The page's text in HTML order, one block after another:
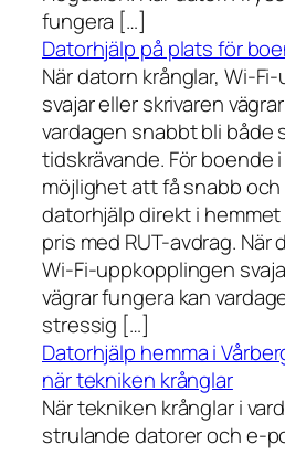
fungera […]
Datorhjälp på plats för
När datorn krånglar, Wi-
svajar eller skrivaren
vardagen snabbt bli både
tidskrävande. För boende
möjlighet att få snabb
datorhjälp direkt i
pris med RUT-avdrag. När
Wi-Fi-uppkopplingen
vägrar fungera kan
stressig […]
Datorhjälp hemma i
när tekniken krånglar
När tekniken krånglar i
strulande datorer och e-